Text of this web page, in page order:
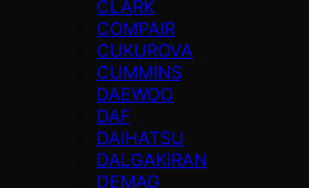
CLARK
COMPAIR
CUKUROVA
CUMMINS
DAEWOO
DAF
DAIHATSU
DALGAKIRAN
DEMAG